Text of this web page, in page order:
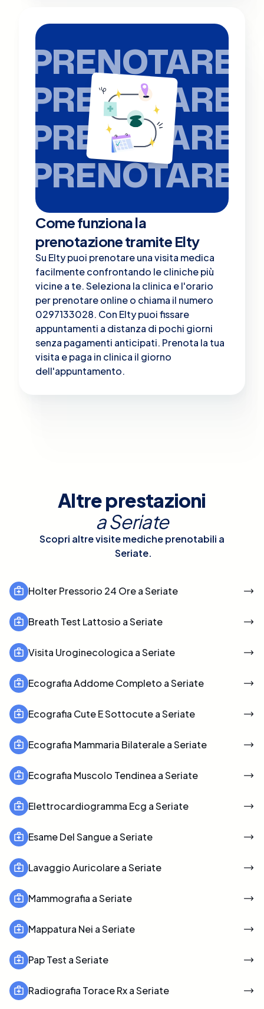
PRENOTARE
PRENOTARE
PRENOTARE
PRENOTARE
Come funziona la
prenotazione tramite Elty
Su Elty puoi prenotare una visita medica
facilmente confrontando le cliniche più
vicine a te. Seleziona la clinica e l'orario
per prenotare online o chiama il numero
0297133028. Con Elty puoi fissare
appuntamenti a distanza di pochi giorni
senza pagamenti anticipati. Prenota la tua
visita e paga in clinica il giorno
dell'appuntamento.
Altre prestazioni
aSeriate
Scopri altre visite mediche prenotabili a
Seriate.
Holter Pressorio 24 Ore a Seriate
Breath Test Lattosio a Seriate
Visita Uroginecologica a Seriate
Ecografia Addome Completo a Seriate
Ecografia Cute E Sottocute a Seriate
Ecografia Mammaria Bilaterale a Seriate
Ecografia Muscolo Tendinea a Seriate
Elettrocardiogramma Ecg a Seriate
Esame Del Sangue a Seriate
Lavaggio Auricolare a Seriate
Mammografia a Seriate
Mappatura Nei a Seriate
Pap Test a Seriate
Radiografia Torace Rx a Seriate